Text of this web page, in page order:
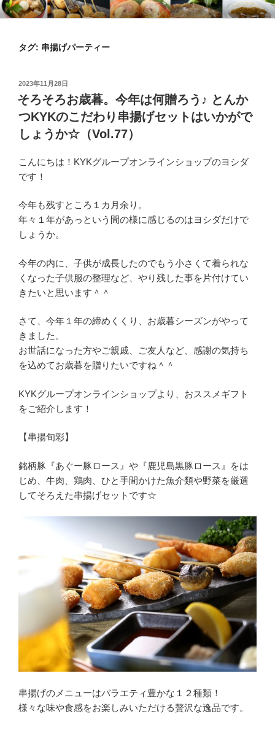
コ
ン
KYKオンラインブログ
特集 ～オンラインショップ～
タグ: 串揚げパーティー
投
稿
日:
2023年11月28日
そろそろお歳暮。今年は何贈ろう♪ とんか
つKYKのこだわり串揚げセットはいかがで
しょうか☆（Vol.77）
こんにちは！KYKグループオンラインショップのヨシダ
です！
今年も残すところ１カ月余り。
年々１年があっという間の様に感じるのはヨシダだけで
しょうか。
今年の内に、子供が成長したのでもう小さくて着られな
くなった子供服の整理など、やり残した事を片付けてい
きたいと思います＾＾
さて、今年１年の締めくくり、お歳暮シーズンがやって
きました。
お世話になった方やご親戚、ご友人など、感謝の気持ち
を込めてお歳暮を贈りたいですね＾＾
KYKグループオンラインショップより、おススメギフト
をご紹介します！
【串揚旬彩】
銘柄豚『あぐー豚ロース』や『鹿児島黒豚ロース』をは
じめ、牛肉、鶏肉、ひと手間かけた魚介類や野菜を厳選
してそろえた串揚げセットです☆
串揚げのメニューはバラエティ豊かな１２種類！
様々な味や食感をお楽しみいただける贅沢な逸品です。